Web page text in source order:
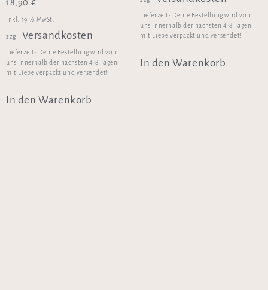
18,90 €
inkl. 19 % MwSt.
zzgl. Versandkosten
Lieferzeit: Deine Bestellung wird von
uns innerhalb der nächsten 4-8 Tagen
mit Liebe verpackt und versendet!
In den Warenkorb
Lieferzeit: Deine Bestellung wird von
uns innerhalb der nächsten 4-8 Tagen
mit Liebe verpackt und versendet!
In den Warenkorb